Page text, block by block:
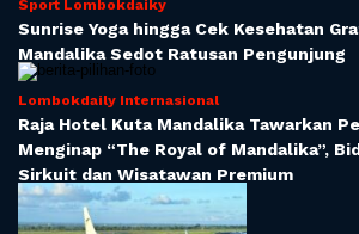
Sport Lombokdaiky
Sunrise Yoga hingga Cek Kesehatan
Mandalika Sedot Ratusan Pengunjung
Lombokdaily Internasional
Raja Hotel Kuta Mandalika Tawarkan
Menginap “The Royal of Mandalika”,
Sirkuit dan Wisatawan Premium